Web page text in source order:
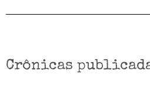
Crônicas